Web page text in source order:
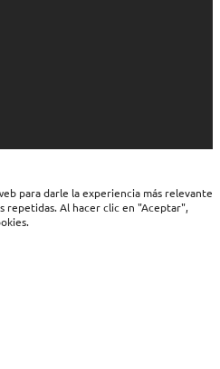
para darle la experiencia más relevante
repetidas. Al hacer clic en "Aceptar",